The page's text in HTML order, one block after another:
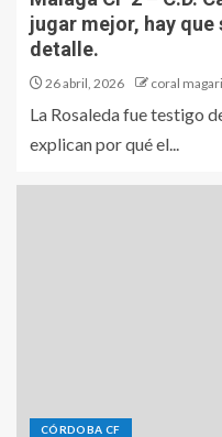
jugar mejor, hay
detalle.
26 abril, 2026 coral
La Rosaleda fue testigo
explican por qué el...
CÓRDOBA CF